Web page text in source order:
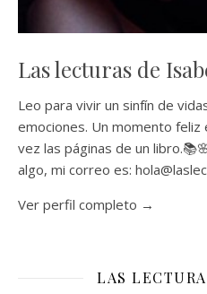
Las lecturas de
Leo para vivir un sinfín de
emociones. Un momento
vez las páginas de un
algo, mi correo es:
Ver perfil completo →
LAS